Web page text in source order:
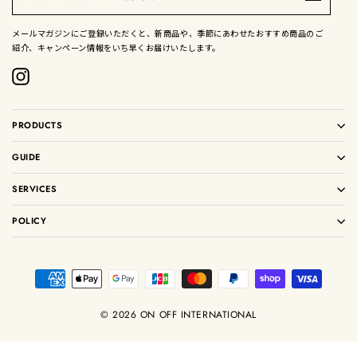
ア
レ
ス
入
力
メールマガジンにご登録いただくと、新商品や、季節にあわせたおすすめ商品のご
紹介、キャンペーン情報をいち早くお届けいたします。
PRODUCTS
GUIDE
SERVICES
POLICY
© 2026 ON OFF INTERNATIONAL